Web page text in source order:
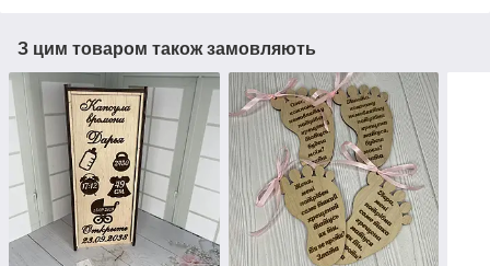
З цим товаром також замовляють